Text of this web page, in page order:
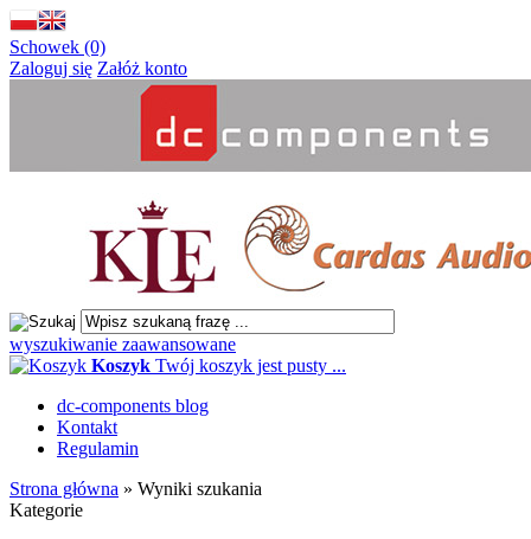
Schowek (0)
Zaloguj się Załóż konto
wyszukiwanie zaawansowane
Koszyk Twój koszyk jest pusty ...
dc-components blog
Kontakt
Regulamin
Strona główna » Wyniki szukania
Kategorie